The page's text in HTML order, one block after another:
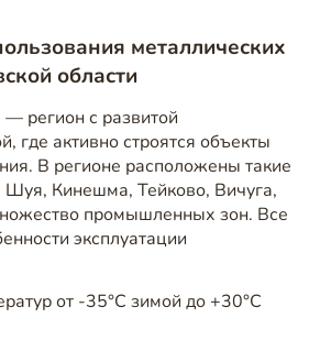
металлических
области
регион с развитой
где активно строятся объекты
В регионе расположены такие
Шуя, Кинешма, Тейково, Вичуга,
промышленных зон. Все
эксплуатации
от -35°C зимой до +30°C